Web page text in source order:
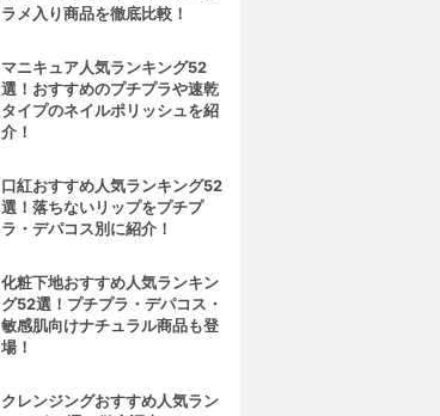
ラメ入り商品を徹底比較！
マニキュア人気ランキング52
選！おすすめのプチプラや速乾
タイプのネイルポリッシュを紹
介！
口紅おすすめ人気ランキング52
選！落ちないリップをプチプ
ラ・デパコス別に紹介！
化粧下地おすすめ人気ランキン
グ52選！プチプラ・デパコス・
敏感肌向けナチュラル商品も登
場！
クレンジングおすすめ人気ラン